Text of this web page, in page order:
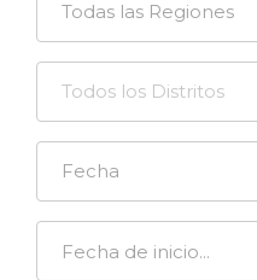
Todas las Regiones
Todos los Distritos
Fecha